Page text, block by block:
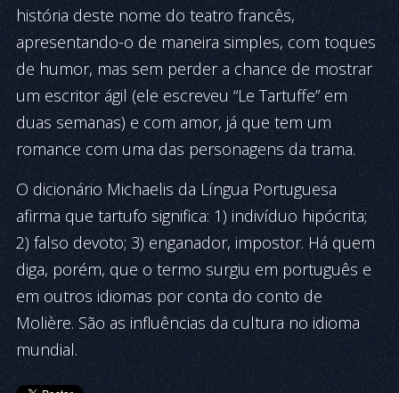
história deste nome do teatro francês,
apresentando-o de maneira simples, com toques
de humor, mas sem perder a chance de mostrar
um escritor ágil (ele escreveu “Le Tartuffe” em
duas semanas) e com amor, já que tem um
romance com uma das personagens da trama.
O dicionário Michaelis da Língua Portuguesa
afirma que tartufo significa: 1) indivíduo hipócrita;
2) falso devoto; 3) enganador, impostor. Há quem
diga, porém, que o termo surgiu em português e
em outros idiomas por conta do conto de
Molière. São as influências da cultura no idioma
mundial.